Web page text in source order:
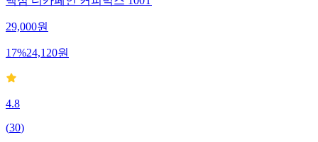
맥심 디카페인 커피믹스 100T
29,000원
17%24,120원
4.8
(30)